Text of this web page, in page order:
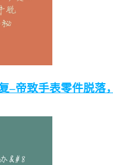
–帝致手表零件脱落